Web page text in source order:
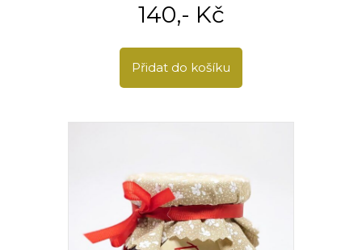
140,- Kč
Přidat do košíku